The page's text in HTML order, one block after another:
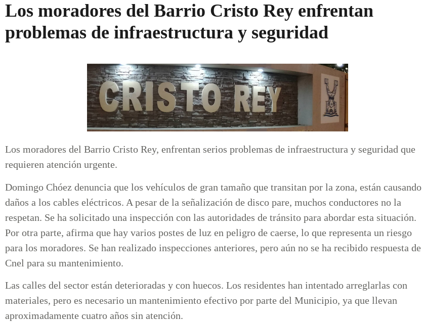
Los moradores del Barrio Cristo Rey enfrentan
problemas de infraestructura y seguridad
Los moradores del Barrio Cristo Rey, enfrentan serios problemas de infraestructura y seguridad que
requieren atención urgente.
Domingo Chóez denuncia que los vehículos de gran tamaño que transitan por la zona, están causando
daños a los cables eléctricos. A pesar de la señalización de disco pare, muchos conductores no la
respetan. Se ha solicitado una inspección con las autoridades de tránsito para abordar esta situación.
Por otra parte, afirma que hay varios postes de luz en peligro de caerse, lo que representa un riesgo
para los moradores. Se han realizado inspecciones anteriores, pero aún no se ha recibido respuesta de
Cnel para su mantenimiento.
Las calles del sector están deterioradas y con huecos. Los residentes han intentado arreglarlas con
materiales, pero es necesario un mantenimiento efectivo por parte del Municipio, ya que llevan
aproximadamente cuatro años sin atención.